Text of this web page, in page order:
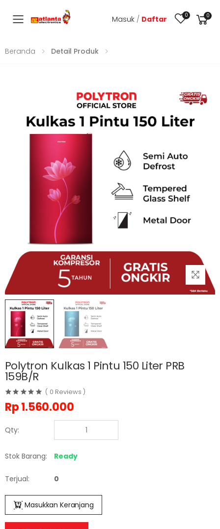
Toggle mobile menu
Masuk / Daftar 0 0
Beranda Detail Produk
Polytron Kulkas 1 Pintu 150 Liter PRB
159B/R
( 0 Reviews )
Rp1.560.000
Qty:
Stok Barang: Ready
Terjual: 0
Masukkan Keranjang